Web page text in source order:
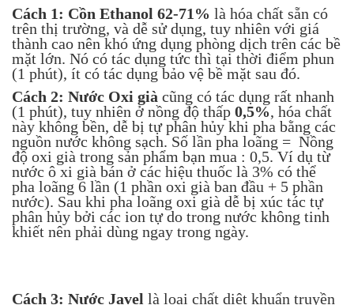
Cách 1: Cồn Ethanol 62-71% là hóa chất sẵn có
trên thị trường, và dễ sử dụng, tuy nhiên với giá
thành cao nên khó ứng dụng phòng dịch trên các bề
mặt lớn. Nó có tác dụng tức thì tại thời điểm phun
(1 phút), ít có tác dụng bảo vệ bề mặt sau đó.
Cách 2: Nước Oxi già cũng có tác dụng rất nhanh
(1 phút), tuy nhiên ở nồng độ thấp 0,5%, hóa chất
này không bền, dễ bị tự phân hủy khi pha bằng các
nguồn nước không sạch. Số lần pha loãng = Nồng
độ oxi già trong sản phẩm bạn mua : 0,5. Ví dụ từ
nước ô xi già bán ở các hiệu thuốc là 3% có thể
pha loãng 6 lần (1 phần oxi già ban đầu + 5 phần
nước). Sau khi pha loãng oxi già dễ bị xúc tác tự
phân hủy bởi các ion tự do trong nước không tinh
khiết nên phải dùng ngay trong ngày.
Cách 3: Nước Javel là loại chất diệt khuẩn truyền